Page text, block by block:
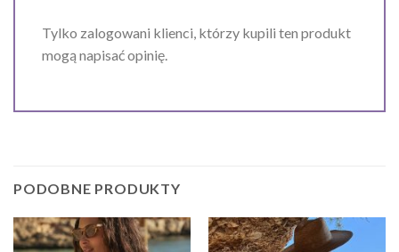
Tylko zalogowani klienci, którzy kupili ten produkt
mogą napisać opinię.
PODOBNE PRODUKTY